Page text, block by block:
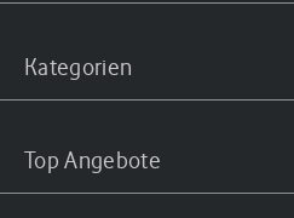
Kategorien
Top Angebote